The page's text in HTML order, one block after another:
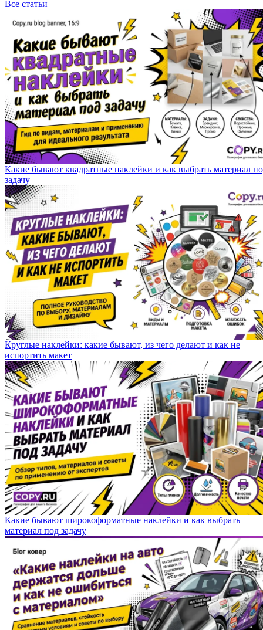
Все статьи
Какие бывают квадратные наклейки и как выбрать материал
задачу
Круглые наклейки: какие бывают, из чего делают и как не
испортить макет
Какие бывают широкоформатные наклейки и как выбрать
материал под задачу